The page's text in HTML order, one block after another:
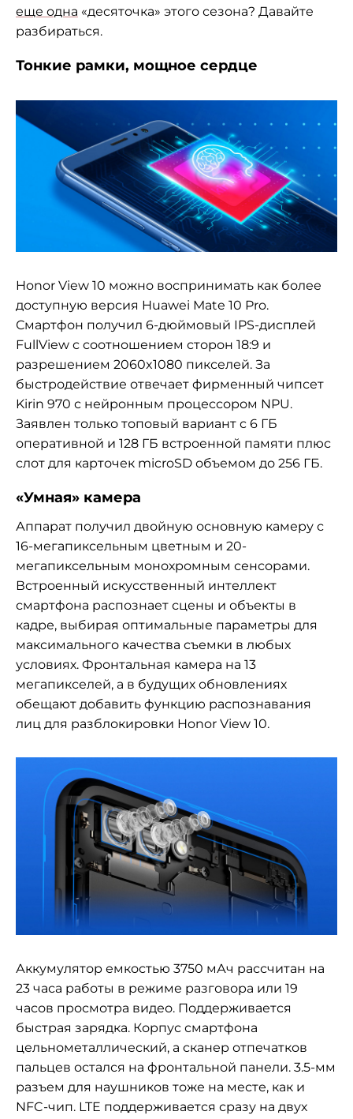
еще одна «десяточка» этого сезона? Давайте
разбираться.
Тонкие рамки, мощное сердце
Honor View 10 можно воспринимать как более
доступную версия Huawei Mate 10 Pro.
Смартфон получил 6-дюймовый IPS-дисплей
FullView с соотношением сторон 18:9 и
разрешением 2060x1080 пикселей. За
быстродействие отвечает фирменный чипсет
Kirin 970 с нейронным процессором NPU.
Заявлен только топовый вариант с 6 ГБ
оперативной и 128 ГБ встроенной памяти плюс
слот для карточек microSD объемом до 256 ГБ.
«Умная» камера
Аппарат получил двойную основную камеру с
16-мегапиксельным цветным и 20-
мегапиксельным монохромным сенсорами.
Встроенный искусственный интеллект
смартфона распознает сцены и объекты в
кадре, выбирая оптимальные параметры для
максимального качества съемки в любых
условиях. Фронтальная камера на 13
мегапикселей, а в будущих обновлениях
обещают добавить функцию распознавания
лиц для разблокировки Honor View 10.
Аккумулятор емкостью 3750 мАч рассчитан на
23 часа работы в режиме разговора или 19
часов просмотра видео. Поддерживается
быстрая зарядка. Корпус смартфона
цельнометаллический, а сканер отпечатков
пальцев остался на фронтальной панели. 3.5-мм
разъем для наушников тоже на месте, как и
NFC-чип. LTE поддерживается сразу на двух